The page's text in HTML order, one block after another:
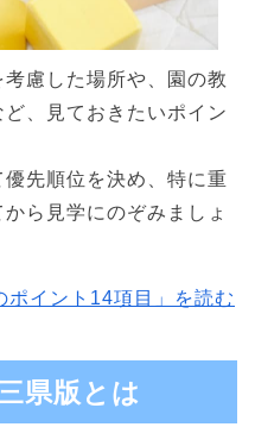
慮した場所や、園の教
、見ておきたいポイン
先順位を決め、特に重
ら見学にのぞみましょ
ポイント14項目」を読む
県版とは